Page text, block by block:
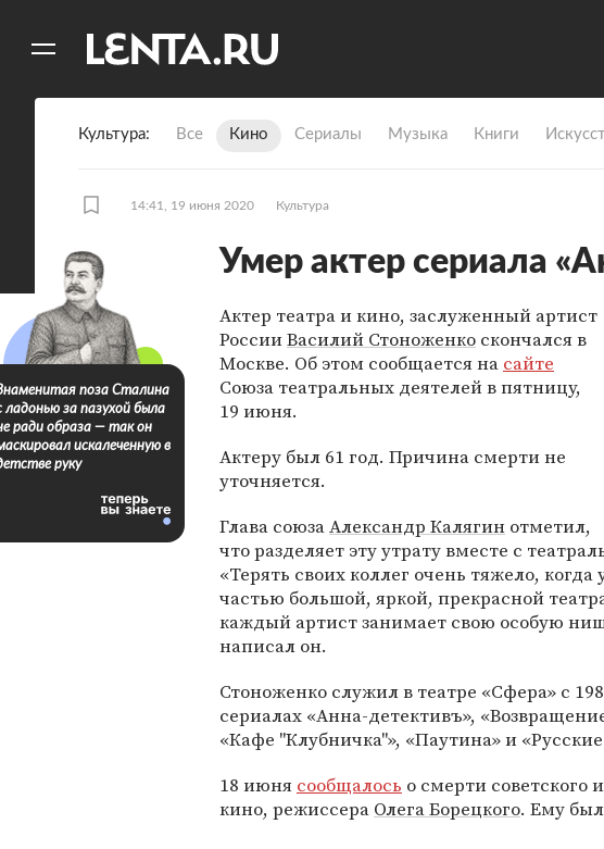
Культура Все Кино Сериалы Музыка Книги
14:41, 19 июня 2020 Культура
Умер актер сериала
Актер театра и кино, заслуженный артист
РоссииВасилий Стоноженко скончался в
Москве. Об этом сообщается на сайте
Союза театральных деятелей в пятницу,
19 июня.
Актеру был 61 год. Причина смерти не
уточняется.
Глава союзаАлександр Калягин отметил,
что разделяет эту утрату вместе с
«Терять своих коллег очень тяжело,
частью большой, яркой, прекрасной
каждый артист занимает свою особую
написал он.
Стоноженко служил в театре «Сфера» с
сериалах «Анна-детективъ»,
«Кафе "Клубничка"», «Паутина» и
18 июня сообщалось о смерти советского
кино, режиссера Олега Борецкого. Ему
поза Сталина
ладонью за пазухой была
ради образа — так он
искалеченную в
руку